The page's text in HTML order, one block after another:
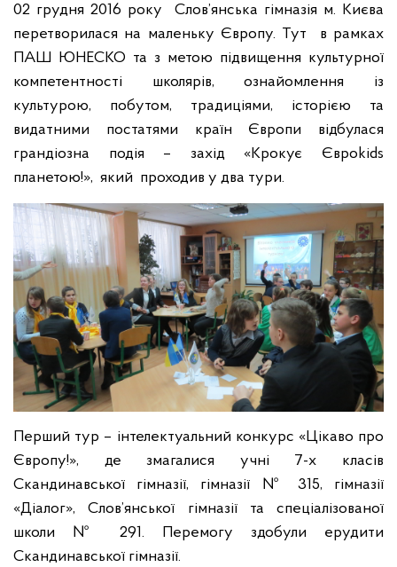
02 грудня 2016 року Слов’янська гімназія м. Києва
перетворилася на маленьку Європу. Тут в рамках
ПАШ ЮНЕСКО та з метою підвищення культурної
компетентності школярів, ознайомлення із
культурою, побутом, традиціями, історією та
видатними постатями країн Європи відбулася
грандіозна подія – захід «Крокує Євроkids
планетою!», який проходив у два тури.
Перший тур – інтелектуальний конкурс «Цікаво про
Європу!», де змагалися учні 7-х класів
Скандинавської гімназії, гімназії № 315, гімназії
«Діалог», Слов’янської гімназії та спеціалізованої
школи № 291. Перемогу здобули ерудити
Скандинавської гімназії.